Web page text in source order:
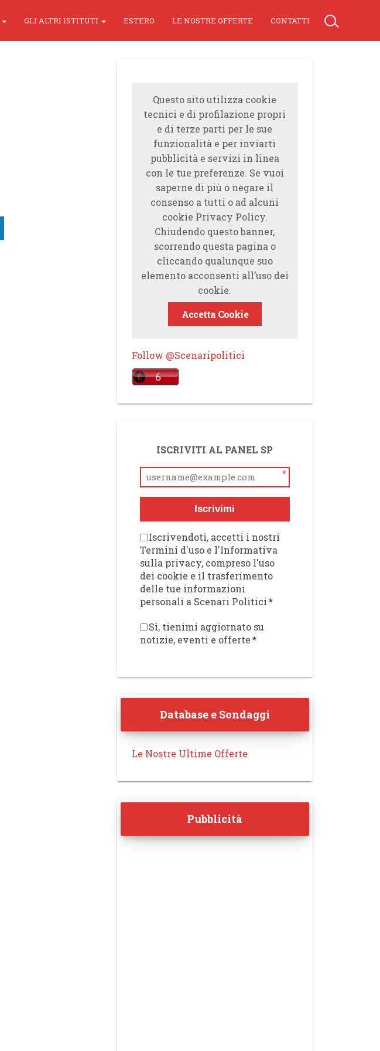
GLI ALTRI ISTITUTI ESTERO LE NOSTRE OFFERTE CONTATTI
Questo sito utilizza cookie
tecnici e di profilazione propri
e di terze parti per le sue
funzionalità e per inviarti
pubblicità e servizi in linea
con le tue preferenze. Se vuoi
saperne di più o negare il
consenso a tutti o ad alcuni
cookie Privacy Policy.
Chiudendo questo banner,
scorrendo questa pagina o
cliccando qualunque suo
elemento acconsenti all’uso dei
cookie.
Accetta Cookie
Follow @Scenaripolitici
ISCRIVITI AL PANEL SP
*
Iscrivimi
Iscrivendoti, accetti i nostri
Termini d'uso e l'Informativa
sulla privacy, compreso l'uso
dei cookie e il trasferimento
delle tue informazioni
personali a Scenari Politici*
Sì, tienimi aggiornato su
notizie, eventi e offerte*
Database e Sondaggi
Le Nostre Ultime Offerte
Pubblicità